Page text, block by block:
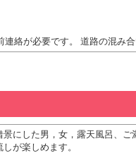
絡が必要です。 道路の混み
にした男，女，露天風呂、
が楽しめます。